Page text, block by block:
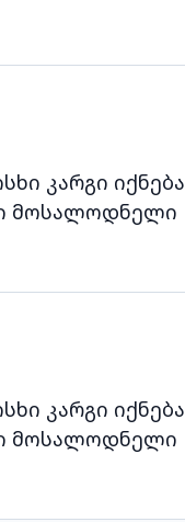
კარგი იქნება
მოსალოდნელი
კარგი იქნება
მოსალოდნელი